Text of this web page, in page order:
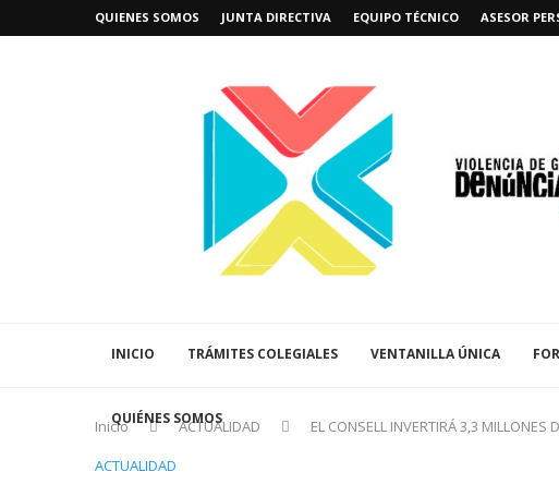
QUIENES SOMOS JUNTA DIRECTIVA EQUIPO TÉCNICO ASESOR
INICIO TRÁMITES COLEGIALES VENTANILLA ÚNICA
QUIÉNES SOMOS
Inicio ACTUALIDAD
EL CONSELL INVERTIRÁ 3,3
ACTUALIDAD